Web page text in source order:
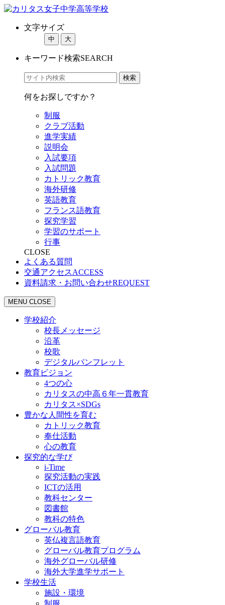
文字サイズ
中 大
キーワード検索SEARCH
何をお探しですか？
制服
クラブ活動
進学実績
説明会
入試要項
入試問題
カトリック教育
海外研修
英語教育
フランス語教育
探究学習
学習のサポート
行事
CLOSE
よくある質問
交通アクセスACCESS
資料請求・お問い合わせREQUEST
MENU CLOSE
学校紹介
校長メッセージ
沿革
校歌
デジタルパンフレット
教育ビジョン
4つの心
カリタスの中高６年一貫教育
カリタス×SDGs
豊かな人間性を育む
カトリック教育
奉仕活動
心の教育
探究的な学び
i-Time
探究活動の実践
ICTの活用
教科センター
図書館
教科の特色
グローバル教育
英仏複言語教育
グローバル教育プログラム
海外グローバル研修
海外大学進学サポート
学校生活
施設・環境
制服